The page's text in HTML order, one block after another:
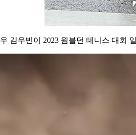
김우빈이 2023 윔블던 테니스 대회